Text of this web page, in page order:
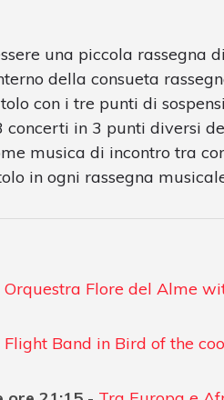
una piccola rassegna
della consueta
con i tre punti di
in 3 punti diversi
musica di incontro tra
in ogni rassegna
Orquestra Flore del Alme
Flight Band in Bird of the